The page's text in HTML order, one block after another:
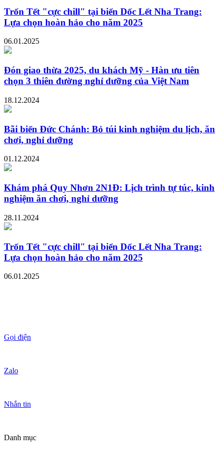
Trốn Tết "cực chill" tại biển Dốc Lết Nha Trang:
Lựa chọn hoàn hảo cho năm 2025
06.01.2025
Đón giao thừa 2025, du khách Mỹ - Hàn ưu tiên
chọn 3 thiên đường nghỉ dưỡng của Việt Nam
18.12.2024
Bãi biển Đức Chánh: Bỏ túi kinh nghiệm du lịch, ăn
chơi, nghỉ dưỡng
01.12.2024
Khám phá Quy Nhơn 2N1Đ: Lịch trình tự túc, kinh
nghiệm ăn chơi, nghỉ dưỡng
28.11.2024
Trốn Tết "cực chill" tại biển Dốc Lết Nha Trang:
Lựa chọn hoàn hảo cho năm 2025
06.01.2025
Gọi điện
Zalo
Nhắn tin
Danh mục